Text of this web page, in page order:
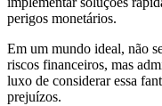
perigos monetários.
Em um mundo ideal, não
riscos financeiros, mas
luxo de considerar essa
prejuízos.